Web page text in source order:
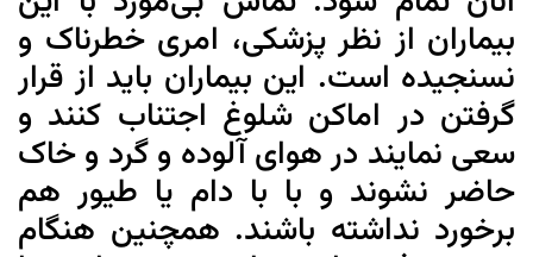
بیماران از نظر پزشکی، امری خطرناک و
نسنجیده است. این بیماران باید از قرار
گرفتن در اماکن شلوغ اجتناب کنند و
سعی نمایند در هوای آلوده و گرد و خاک
حاضر نشوند و با با دام یا طیور هم
برخورد نداشته باشند. همچنین هنگام